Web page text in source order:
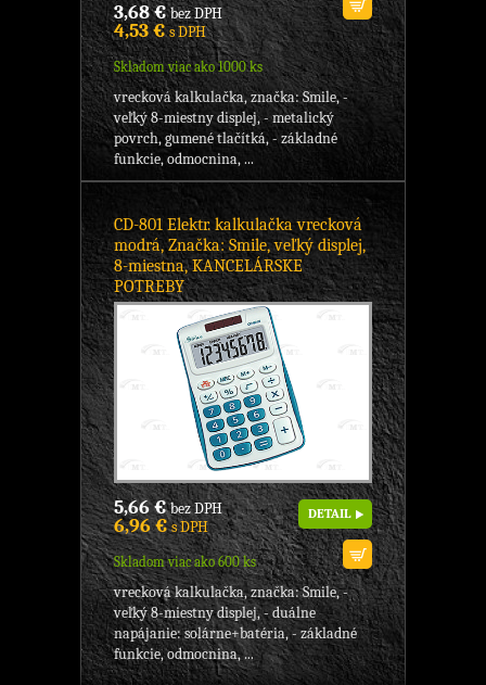
3,68 €bez DPH
4,53 €s DPH
Skladom viac ako 1000 ks
vrecková kalkulačka, značka: Smile, -
veľký 8-miestny displej, - metalický
povrch, gumené tlačítká, - základné
funkcie, odmocnina, ...
CD-801 Elektr. kalkulačka vrecková
modrá, Značka: Smile, veľký displej,
8-miestna, KANCELÁRSKE
POTREBY
5,66 €bez DPH
6,96 €s DPH
Skladom viac ako 600 ks
DETAIL
vrecková kalkulačka, značka: Smile, -
veľký 8-miestny displej, - duálne
napájanie: solárne+batéria, - základné
funkcie, odmocnina, ...